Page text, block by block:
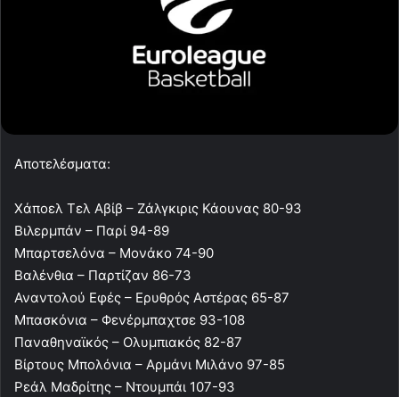
Αποτελέσματα:
Χάποελ Τελ Αβίβ – Ζάλγκιρις Κάουνας 80-93
Βιλερμπάν – Παρί 94-89
Μπαρτσελόνα – Μονάκο 74-90
Βαλένθια – Παρτίζαν 86-73
Αναντολού Εφές – Ερυθρός Αστέρας 65-87
Μπασκόνια – Φενέρμπαχτσε 93-108
Παναθηναϊκός – Ολυμπιακός 82-87
Βίρτους Μπολόνια – Αρμάνι Μιλάνο 97-85
Ρεάλ Μαδρίτης – Ντουμπάι 107-93